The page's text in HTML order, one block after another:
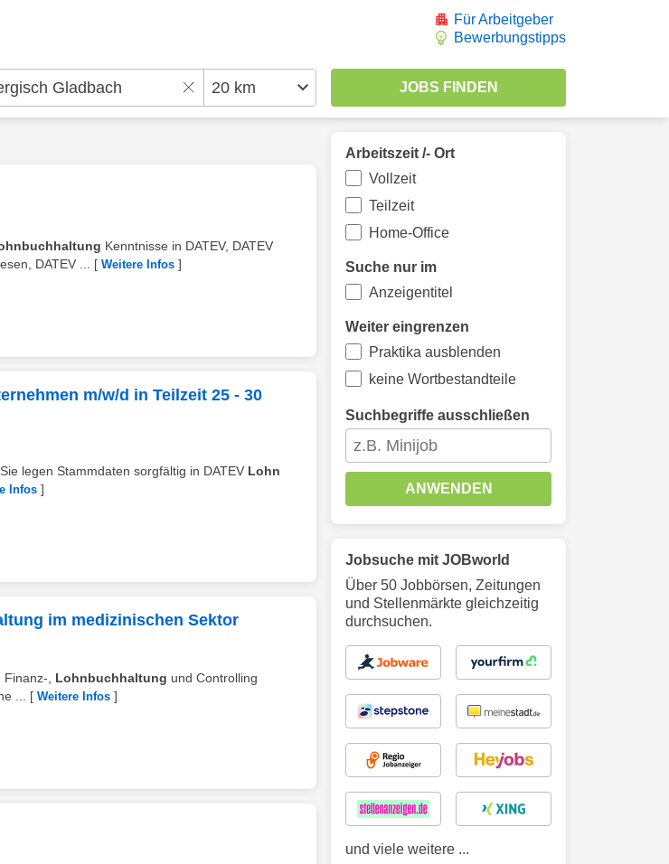
Für Arbeitgeber
Bewerbungstipps
Kenntnisse in DATEV, DATEV
DATEV ... [ Weitere Infos ]
m/w/d in Teilzeit 25 - 30
legen Stammdaten sorgfältig in DATEV Lohn
Infos ]
im medizinischen Sektor
, Lohnbuchhaltung und Controlling
...
[ Weitere Infos ]
Arbeitszeit /- Ort
Vollzeit
Teilzeit
Home-Office
Suche nur im
Anzeigentitel
Weiter eingrenzen
Praktika ausblenden
keine Wortbestandteile
Suchbegriffe ausschließen
ANWENDEN
Jobsuche mit JOBworld
Über 50 Jobbörsen, Zeitungen
und Stellenmärkte gleichzeitig
durchsuchen.
und viele weitere ...